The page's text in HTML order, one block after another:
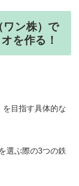
ワン株）で
を作る！
を目指す具体的な
選ぶ際の3つの鉄